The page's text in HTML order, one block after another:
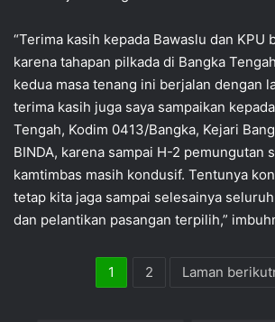
“Terima kasih kepada Bawaslu dan KPU
karena tahapan pilkada di Bangka
kedua masa tenang ini berjalan dengan
terima kasih juga saya sampaikan
Tengah, Kodim 0413/Bangka, Kejari
BINDA, karena sampai H-2 pemungutan
kamtimbas masih kondusif. Tentunya
tetap kita jaga sampai selesainya
dan pelantikan pasangan terpilih,”
1 2 Laman